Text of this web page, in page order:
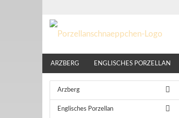
ARZBERG ENGLISCHES PORZELLAN
LINDNER NIKKO ROSENTHAL
Arzberg
Englisches Porzellan